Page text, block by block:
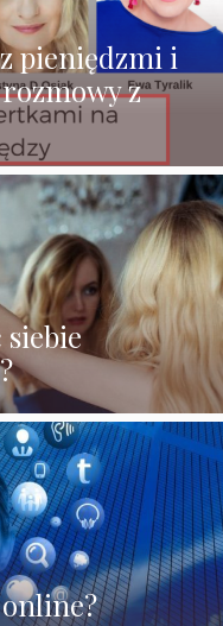
pieniędzmi i
z
siebie